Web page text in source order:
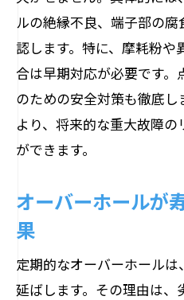
ルの絶縁不良、端子部の
認します。特に、摩耗粉
合は早期対応が必要です
のための安全対策も徹底
より、将来的な重大故障
ができます。
オーバーホールが
果
定期的なオーバーホール
延ばします。その理由は